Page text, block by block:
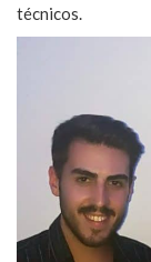
técnicos.